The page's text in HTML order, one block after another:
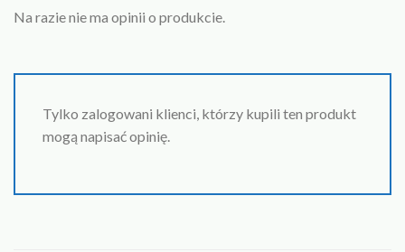
Na razie nie ma opinii o produkcie.
Tylko zalogowani klienci, którzy kupili ten produkt
mogą napisać opinię.